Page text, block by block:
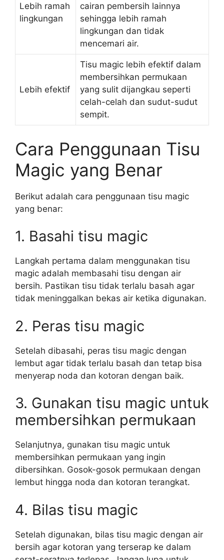
Lebih ramah
lingkungan
cairan pembersih lainnya
sehingga lebih ramah
lingkungan dan tidak
mencemari air.
Lebih efektif
Tisu magic lebih efektif dalam
membersihkan permukaan
yang sulit dijangkau seperti
celah-celah dan sudut-sudut
sempit.
Cara Penggunaan Tisu
Magic yang Benar
Berikut adalah cara penggunaan tisu magic
yang benar:
1. Basahi tisu magic
Langkah pertama dalam menggunakan tisu
magic adalah membasahi tisu dengan air
bersih. Pastikan tisu tidak terlalu basah agar
tidak meninggalkan bekas air ketika digunakan.
2. Peras tisu magic
Setelah dibasahi, peras tisu magic dengan
lembut agar tidak terlalu basah dan tetap bisa
menyerap noda dan kotoran dengan baik.
3. Gunakan tisu magic untuk
membersihkan permukaan
Selanjutnya, gunakan tisu magic untuk
membersihkan permukaan yang ingin
dibersihkan. Gosok-gosok permukaan dengan
lembut hingga noda dan kotoran terangkat.
4. Bilas tisu magic
Setelah digunakan, bilas tisu magic dengan air
bersih agar kotoran yang terserap ke dalam